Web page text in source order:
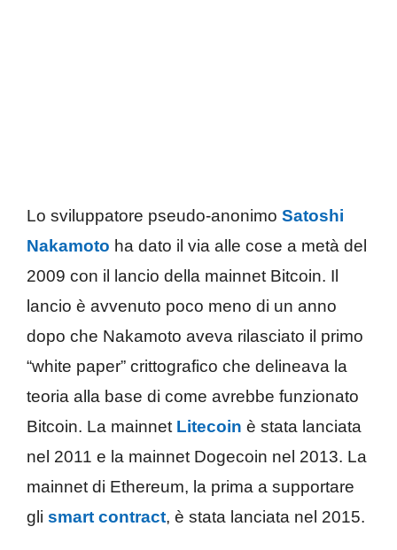
Lo sviluppatore pseudo-anonimo Satoshi
Nakamoto ha dato il via alle cose a metà del
2009 con il lancio della mainnet Bitcoin. Il
lancio è avvenuto poco meno di un anno
dopo che Nakamoto aveva rilasciato il primo
“white paper” crittografico che delineava la
teoria alla base di come avrebbe funzionato
Bitcoin. La mainnetLitecoin è stata lanciata
nel 2011 e la mainnet Dogecoin nel 2013. La
mainnet di Ethereum, la prima a supportare
gli smart contract, è stata lanciata nel 2015.